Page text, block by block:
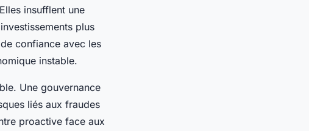
insufflent une
plus
confiance avec les
instable.
Une gouvernance
liés aux fraudes
proactive face aux